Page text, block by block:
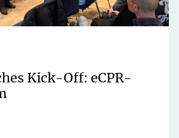
Kick-Off: eCPR-